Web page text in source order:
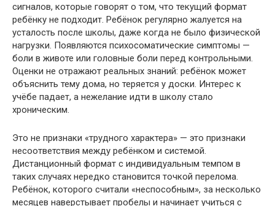
сигналов, которые говорят о том, что текущий формат
ребёнку не подходит. Ребёнок регулярно жалуется на
усталость после школы, даже когда не было физической
нагрузки. Появляются психосоматические симптомы —
боли в животе или головные боли перед контрольными.
Оценки не отражают реальных знаний: ребёнок может
объяснить тему дома, но теряется у доски. Интерес к
учёбе падает, а нежелание идти в школу стало
хроническим.
Это не признаки «трудного характера» — это признаки
несоответствия между ребёнком и системой.
Дистанционный формат с индивидуальным темпом в
таких случаях нередко становится точкой перелома.
Ребёнок, которого считали «неспособным», за несколько
месяцев наверстывает пробелы и начинает учиться с